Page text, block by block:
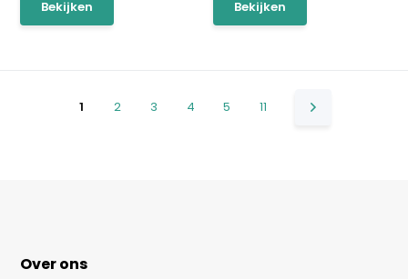
Bekijken Bekijken
1 2 3 4 5 11
Over ons